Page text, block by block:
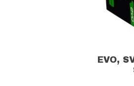
EVO,